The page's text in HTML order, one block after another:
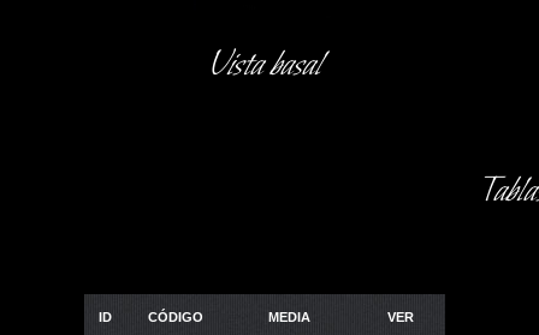
Vista basal
ID CÓDIGO MEDIA VER